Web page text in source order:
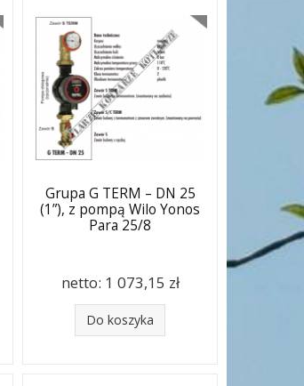
Grupa G TERM – DN 25
(1”), z pompą Wilo Yonos
Para 25/8
netto: 1 073,15 zł
Do koszyka